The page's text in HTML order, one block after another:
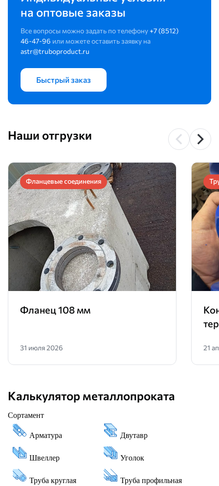
на оптовые заказы
Все вопросы можно задать по телефону +7 (8512)
46-47-96 или можете оставить заявку на
astr@truboproduct.ru
Быстрый заказ
Наши отгрузки
Фланцевые соединения
Фланец 108 мм
31 июля 2026 21
Калькулятор металлопроката